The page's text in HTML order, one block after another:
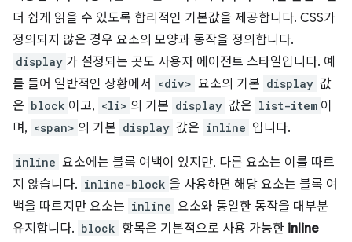
더 쉽게 읽을 수 있도록 합리적인 기본값을 제공합니다. CSS가
정의되지 않은 경우 요소의 모양과 동작을 정의합니다.
display 가 설정되는 곳도 사용자 에이전트 스타일입니다. 예
를 들어 일반적인 상황에서
<div> 요소의 기본 display 값
은 block 이고, <li> 의 기본 display 값은 list-item 이
며, <span> 의 기본 display 값은 inline 입니다.
inline 요소에는 블록 여백이 있지만, 다른 요소는 이를 따르
지 않습니다. inline-block 을 사용하면 해당 요소는 블록 여
백을 따르지만 요소는 inline 요소와 동일한 동작을 대부분
유지합니다. block 항목은 기본적으로 사용 가능한 inline